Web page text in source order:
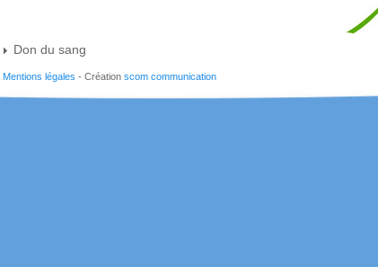
Don du sang
Mentions légales - Création scom communication